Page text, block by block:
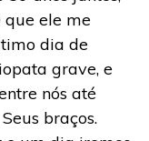
que ele me
dia de
grave, e
nós até
braços.